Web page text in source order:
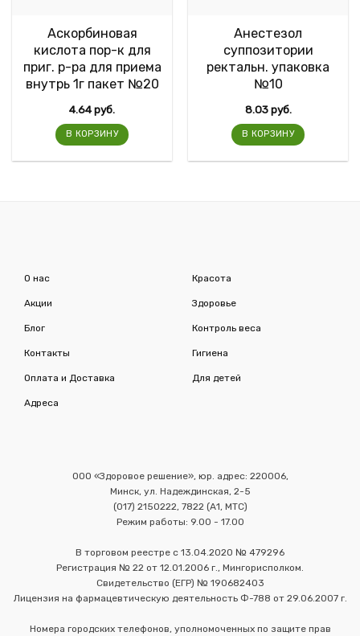
Аскорбиновая
кислота пор-к для
приг. р-ра для приема
внутрь 1г пакет №20
4.64руб.
В КОРЗИНУ
Анестезол
суппозитории
ректальн. упаковка
№10
8.03руб.
В КОРЗИНУ
О нас
Акции
Блог
Контакты
Оплата и Доставка
Адреса
Красота
Здоровье
Контроль веса
Гигиена
Для детей
ООО «Здоровое решение», юр. адрес: 220006,
Минск, ул. Надеждинская, 2-5
(017) 2150222, 7822 (А1, МТС)
Режим работы: 9.00 - 17.00
В торговом реестре с 13.04.2020 № 479296
Регистрация № 22 от 12.01.2006 г., Мингорисполком.
Свидетельство (ЕГР) № 190682403
Лицензия на фармацевтическую деятельность Ф-788 от 29.06.2007 г.
Номера городских телефонов, уполномоченных по защите прав